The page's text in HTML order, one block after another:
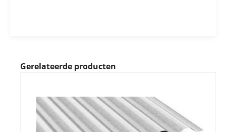
Gerelateerde producten